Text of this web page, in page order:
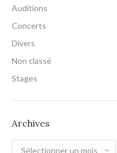
Auditions
Concerts
Divers
Non classé
Stages
Archives
Archives